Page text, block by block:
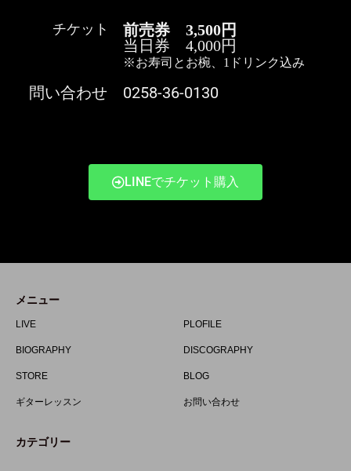
チケット 前売券 3,500円
当日券 4,000円
※お寿司とお椀、1ドリンク込み
問い合わせ 0258-36-0130
LINEでチケット購入
メニュー
LIVE PLOFILE
BIOGRAPHY DISCOGRAPHY
STORE BLOG
ギターレッスン お問い合わせ
カテゴリー